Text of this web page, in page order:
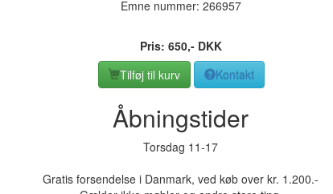
Emne nummer: 266957
Pris: 650,- DKK
Tilføj til kurv
Kontakt
Åbningstider
Torsdag 11-17
Gratis forsendelse i Danmark, ved køb over kr. 1.200.-